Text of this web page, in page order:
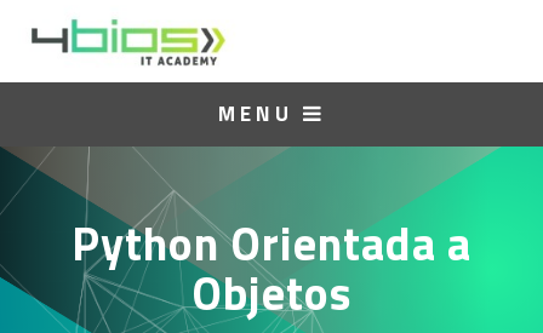
MENU
Python Orientada a
Objetos